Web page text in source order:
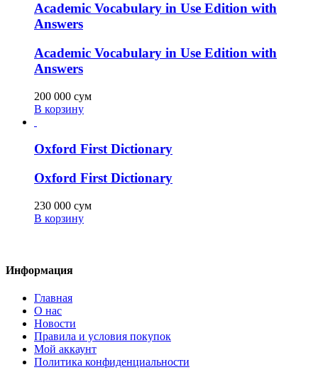
Academic Vocabulary in Use Edition with
Answers
Academic Vocabulary in Use Edition with
Answers
200 000 сум
В корзину
Oxford First Dictionary
Oxford First Dictionary
230 000 сум
В корзину
Информация
Главная
О нас
Новости
Правила и условия покупок
Мой аккаунт
Политика конфиденциальности